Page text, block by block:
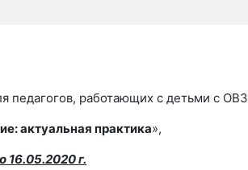
педагогов, работающих с детьми с ОВЗ
актуальная практика»,
16.05.2020 г.